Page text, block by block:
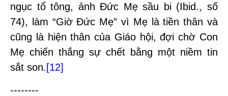
ngục tổ tông, ảnh Đức Mẹ sầu bi (Ibid., số
74), làm “Giờ Đức Mẹ” vì Mẹ là tiền thân và
cũng là hiện thân của Giáo hội, đợi chờ Con
Mẹ chiến thắng sự chết bằng một niềm tin
sắt son.[12]
--------